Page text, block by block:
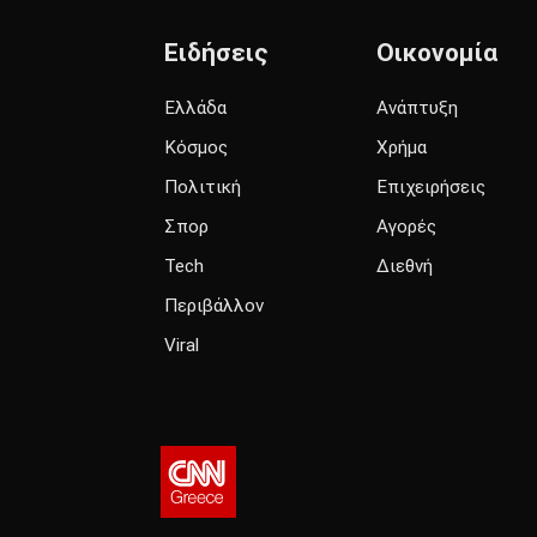
Ειδήσεις
Ελλάδα
Κόσμος
Πολιτική
Σπορ
Tech
Περιβάλλον
Viral
Οικονομία
Ανάπτυξη
Χρήμα
Επιχειρήσεις
Αγορές
Διεθνή